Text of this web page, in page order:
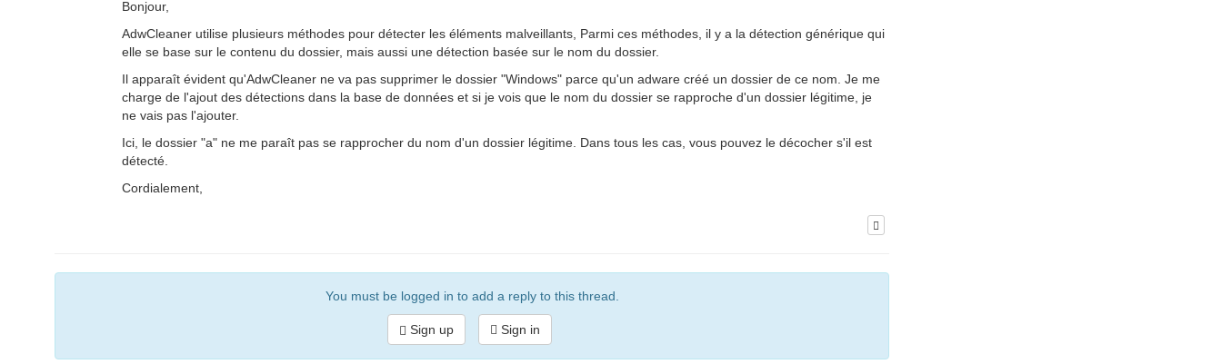
Bonjour,
AdwCleaner utilise plusieurs méthodes pour détecter les éléments malveillants, Parmi ces méthodes, il y a la détection générique qui
elle se base sur le contenu du dossier, mais aussi une détection basée sur le nom du dossier.
Il apparaît évident qu'AdwCleaner ne va pas supprimer le dossier "Windows" parce qu'un adware créé un dossier de ce nom. Je me
charge de l'ajout des détections dans la base de données et si je vois que le nom du dossier se rapproche d'un dossier légitime, je
ne vais pas l'ajouter.
Ici, le dossier "a" ne me paraît pas se rapprocher du nom d'un dossier légitime. Dans tous les cas, vous pouvez le décocher s'il est
détecté.
Cordialement,
You must be logged in to add a reply to this thread.
Sign up Sign in